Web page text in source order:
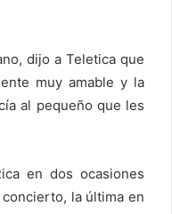
dijo a Teletica que
muy amable y la
al pequeño que les
en dos ocasiones
la última en